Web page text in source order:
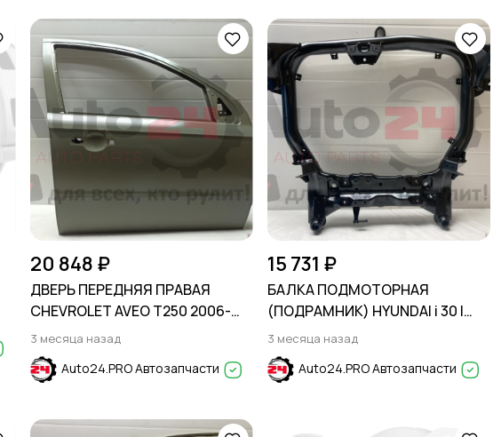
20 848 ₽
ДВЕРЬ ПЕРЕДНЯЯ ПРАВАЯ
CHEVROLET AVEO T250 2006-
2012
3 месяца назад
Auto24.PRO Автозапчасти
15 731 ₽
БАЛКА ПОДМОТОРНАЯ
(ПОДРАМНИК) HYUNDAI i 30 I
2007-2012
3 месяца назад
Auto24.PRO Автозапчасти